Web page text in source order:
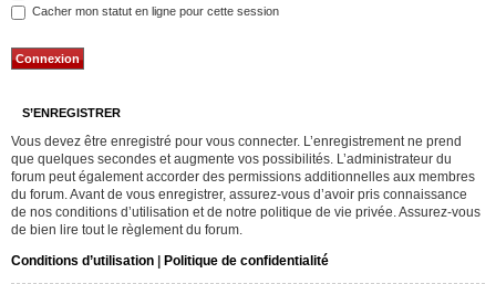
Cacher mon statut en ligne pour cette session
S’ENREGISTRER
Vous devez être enregistré pour vous connecter. L’enregistrement ne prend
que quelques secondes et augmente vos possibilités. L’administrateur du
forum peut également accorder des permissions additionnelles aux membres
du forum. Avant de vous enregistrer, assurez-vous d’avoir pris connaissance
de nos conditions d’utilisation et de notre politique de vie privée. Assurez-vous
de bien lire tout le règlement du forum.
Conditions d’utilisation
Politique de confidentialité